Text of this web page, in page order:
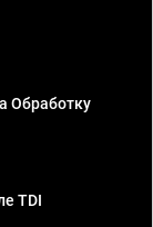
Обработку
TDI